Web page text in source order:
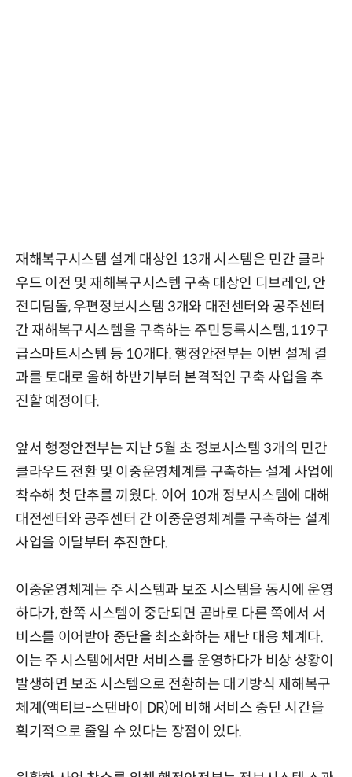
재해복구시스템 설계 대상인 13개 시스템은 민간 클라
우드 이전 및 재해복구시스템 구축 대상인 디브레인, 안
전디딤돌, 우편정보시스템 3개와 대전센터와 공주센터
간 재해복구시스템을 구축하는 주민등록시스템, 119구
급스마트시스템 등 10개다. 행정안전부는 이번 설계 결
과를 토대로 올해 하반기부터 본격적인 구축 사업을 추
진할 예정이다.
앞서 행정안전부는 지난 5월 초 정보시스템 3개의 민간
클라우드 전환 및 이중운영체계를 구축하는 설계 사업에
착수해 첫 단추를 끼웠다. 이어 10개 정보시스템에 대해
대전센터와 공주센터 간 이중운영체계를 구축하는 설계
사업을 이달부터 추진한다.
이중운영체계는 주 시스템과 보조 시스템을 동시에 운영
하다가, 한쪽 시스템이 중단되면 곧바로 다른 쪽에서 서
비스를 이어받아 중단을 최소화하는 재난 대응 체계다.
이는 주 시스템에서만 서비스를 운영하다가 비상 상황이
발생하면 보조 시스템으로 전환하는 대기방식 재해복구
체계(액티브-스탠바이 DR)에 비해 서비스 중단 시간을
획기적으로 줄일 수 있다는 장점이 있다.